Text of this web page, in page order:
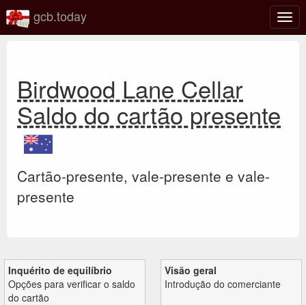
gcb.today
Birdwood Lane Cellar
Saldo do cartão presente
Cartão-presente, vale-presente e vale-
presente
Inquérito de equilíbrio
Opções para verificar o saldo
do cartão
Visão geral
Introdução do comerciante